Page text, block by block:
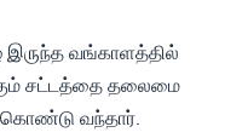
வங்காளத்தில்
சட்டத்தை தலைமை
கொண்டு வந்தார்.